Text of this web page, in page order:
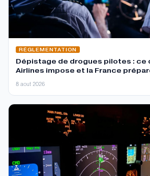
RÉGLEMENTATION
Dépistage de drogues pilotes : ce
Airlines impose et la France
8 aout 2026